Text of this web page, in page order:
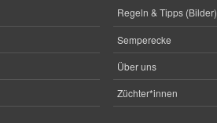
Regeln & Tipps (Bilder)
Semperecke
Über uns
Züchter*innen